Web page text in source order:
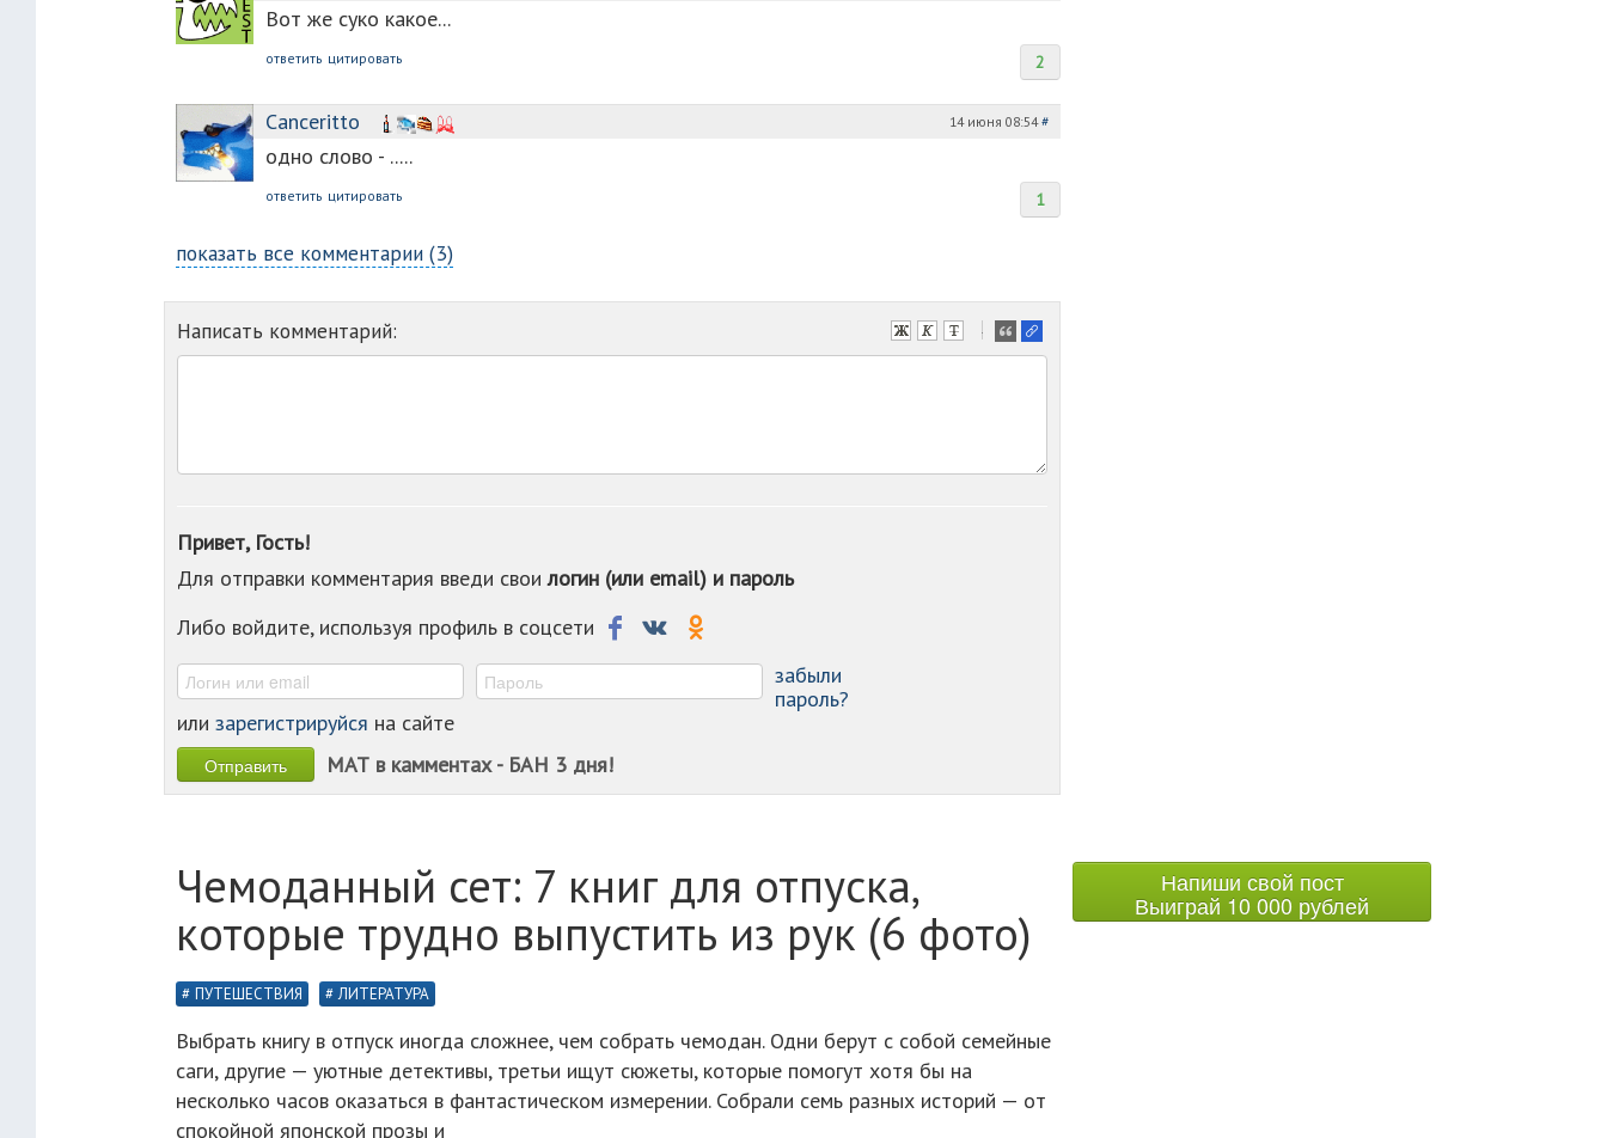
Вот же суко какое...
2
ответить цитировать
Canceritto 14 июня 08:54#
одно слово - .....
1
ответить цитировать
показать все комментарии (3)
Написать комментарий:
-
-
-
Привет, Гость!
Для отправки комментария введи своилогин (или email) и пароль
Либо войдите, используя профиль в соцсети
забыли
пароль?
или зарегистрируйся на сайте
МАТ в камментах - БАН 3 дня!
Чемоданный сет: 7 книг для отпуска,
которые трудно выпустить из рук (6 фото)
ПУТЕШЕСТВИЯ ЛИТЕРАТУРА
Выбрать книгу в отпуск иногда сложнее, чем собрать чемодан. Одни берут с собой семейные
саги, другие — уютные детективы, третьи ищут сюжеты, которые помогут хотя бы на
несколько часов оказаться в фантастическом измерении. Собрали семь разных историй — от
спокойной японской прозы и
Напиши свой пост
Выиграй 10 000 рублей